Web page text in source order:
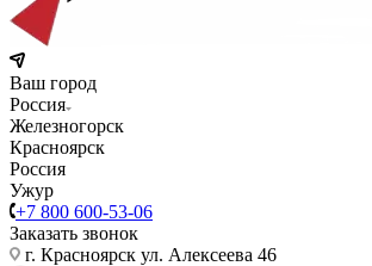
Ваш город
Россия
Железногорск
Красноярск
Россия
Ужур
+7 800 600-53-06
Заказать звонок
г. Красноярск ул. Алексеева 46